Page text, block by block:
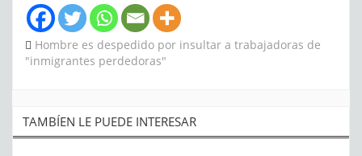
Hombre es despedido por insultar a trabajadoras de
"inmigrantes perdedoras"
TAMBÍEN LE PUEDE INTERESAR